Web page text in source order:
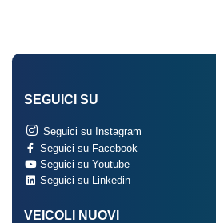
SEGUICI SU
Seguici su Instagram
Seguici su Facebook
Seguici su Youtube
Seguici su Linkedin
VEICOLI NUOVI